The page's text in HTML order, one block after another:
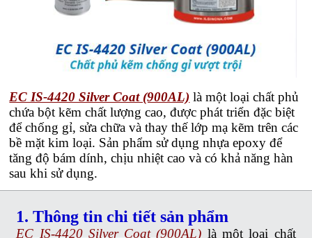
EC IS-4420 Silver Coat (900AL) là một loại chất phủ
chứa bột kẽm chất lượng cao, được phát triển đặc biệt
đểchống gỉ, sửa chữa và thay thế lớp mạ kẽm trên các
bề mặt kim loại. Sản phẩm sử dụng nhựa epoxy để
tăng độ bám dính, chịu nhiệt cao và có khả năng hàn
sau khi sử dụng.
1. Thông tin chi tiết sản phẩm
EC IS-4420 Silver Coat (900AL) là một loại chất